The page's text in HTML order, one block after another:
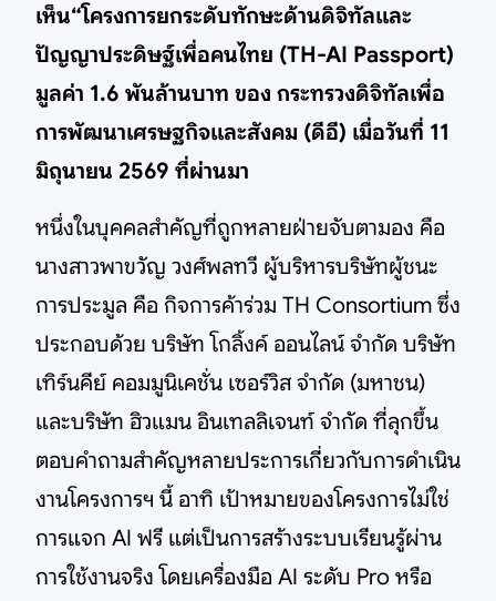
เห็น“โครงการยกระดับทักษะด้านดิจิทัลและ
ปัญญาประดิษฐ์เพื่อคนไทย (TH-AI Passport)
มูลค่า 1.6 พันล้านบาท ของ กระทรวงดิจิทัลเพื่อ
การพัฒนาเศรษฐกิจและสังคม (ดีอี) เมื่อวันที่ 11
มิถุนายน 2569 ที่ผ่านมา
หนึ่งในบุคคลสำคัญที่ถูกหลายฝ่ายจับตามอง คือ
นางสาวพาขวัญ วงศ์พลทวี ผู้บริหารบริษัทผู้ชนะ
การประมูล คือ กิจการค้าร่วม TH Consortium ซึ่ง
ประกอบด้วย บริษัท โกลิ้งค์ ออนไลน์ จำกัด บริษัท
เทิร์นคีย์ คอมมูนิเคชั่น เซอร์วิส จำกัด (มหาชน)
และบริษัท ฮิวแมน อินเทลลิเจนท์ จำกัด ที่ลุกขึ้น
ตอบคำถามสำคัญหลายประการเกี่ยวกับการดำเนิน
งานโครงการฯ นี้ อาทิ เป้าหมายของโครงการไม่ใช่
การแจก AI ฟรี แต่เป็นการสร้างระบบเรียนรู้ผ่าน
การใช้งานจริง โดยเครื่องมือ AI ระดับ Pro หรือ